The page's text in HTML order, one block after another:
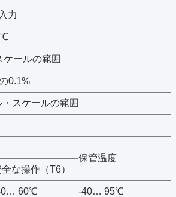
力
ールの範囲
0.1%
スケールの範囲
保管温度
な操作（T6）
60℃ -40… 95℃